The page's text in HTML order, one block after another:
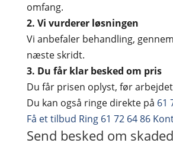
omfang.
2. Vi vurderer løsningen
Vi anbefaler behandling,
næste skridt.
3. Du får klar besked om pris
Du får prisen oplyst, før
Du kan også ringe direkte på 61
Få et tilbud Ring 61 72 64 86
Send besked om